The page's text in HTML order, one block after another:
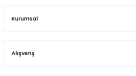
Kurumsal
Alışveriş